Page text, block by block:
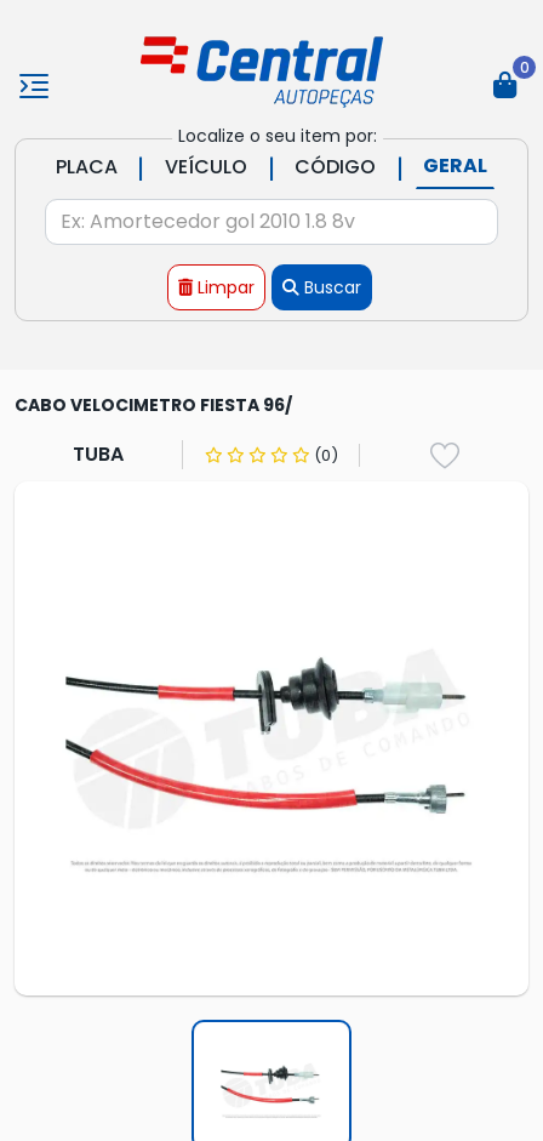
Localize o seu item por:
PLACA | VEÍCULO | CÓDIGO | GERAL
Limpar Buscar
0
CABO VELOCIMETRO FIESTA 96/
TUBA (0)